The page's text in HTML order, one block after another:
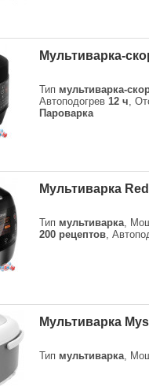
Мультиварка-
Тип мультиварка-
Автоподогрев 12 ч,
Пароварка
Мультиварка
Тип мультиварка,
200 рецептов,
Мультиварка
Тип мультиварка,